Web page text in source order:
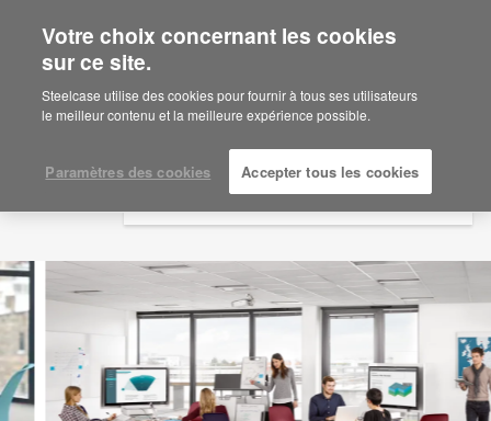
Are you in United States?
Would you like to see Products we sell in
your region?
English
Español
Votre choix concernant les cookies
sur ce site.
Steelcase utilise des cookies pour fournir à tous ses utilisateurs
le meilleur contenu et la meilleure expérience possible.
Paramètres des cookies Accepter tous les cookies